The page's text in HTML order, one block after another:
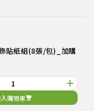
貼紙組(8張/包)_加購
購物車